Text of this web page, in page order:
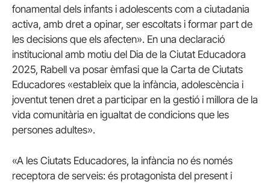
fonamental dels infants i adolescents com a ciutadania
activa, amb dret a opinar, ser escoltats i formar part de
les decisions que els afecten». En una declaració
institucional amb motiu del Dia de la Ciutat Educadora
2025, Rabell va posar èmfasi que la Carta de Ciutats
Educadores «estableix que la infància, adolescència i
joventut tenen dret a participar en la gestió i millora de la
vida comunitària en igualtat de condicions que les
persones adultes».
«A les Ciutats Educadores, la infància no és només
receptora de serveis: és protagonista del present i